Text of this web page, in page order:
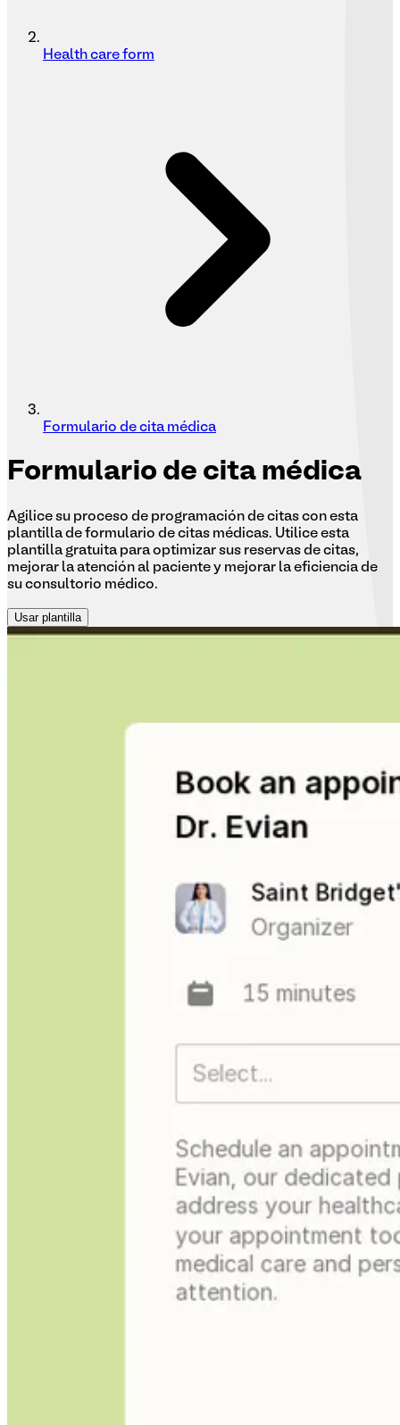
Health care form
Formulario de cita médica
Formulario de cita médica
Agilice su proceso de programación de citas con esta
plantilla de formulario de citas médicas. Utilice esta
plantilla gratuita para optimizar sus reservas de citas,
mejorar la atención al paciente y mejorar la eficiencia de
su consultorio médico.
Usar plantilla